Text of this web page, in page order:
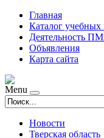
Главная
Каталог учебных
Деятельность
Объявления
Карта сайта
Menu
Новости
Тверская область